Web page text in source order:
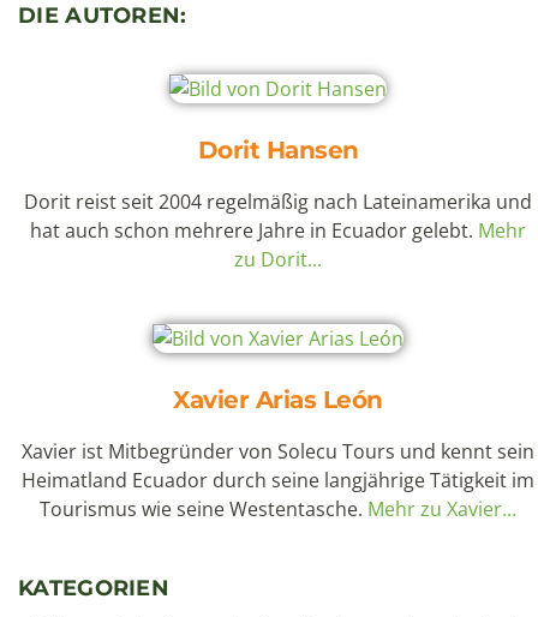
DIE AUTOREN:
Dorit Hansen
Dorit reist seit 2004 regelmäßig nach Lateinamerika und
hat auch schon mehrere Jahre in Ecuador gelebt. Mehr
zu Dorit...
Xavier Arias León
Xavier ist Mitbegründer von Solecu Tours und kennt sein
Heimatland Ecuador durch seine langjährige Tätigkeit im
Tourismus wie seine Westentasche. Mehr zu Xavier...
KATEGORIEN